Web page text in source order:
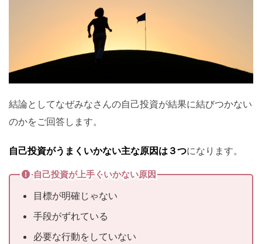
結論としてなぜみなさんの自己投資が結果に結びつかない
のかをご回答します。
自己投資がうまくいかない主な原因は３つになります。
自己投資が上手くいかない原因
目標が明確じゃない
手段がずれている
必要な行動をしていない